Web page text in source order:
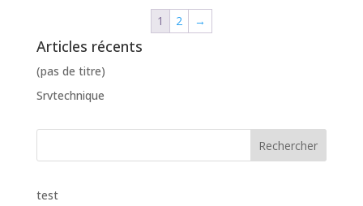
1 2 →
Articles récents
(pas de titre)
Srvtechnique
test